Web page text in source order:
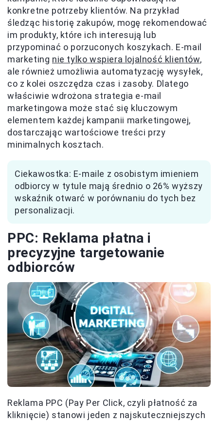
konkretne potrzeby klientów. Na przykład
śledząc historię zakupów, mogę rekomendować
im produkty, które ich interesują lub
przypominać o porzuconych koszykach. E-mail
marketing nie tylko wspiera lojalność klientów,
ale również umożliwia automatyzację wysyłek,
co z kolei oszczędza czas i zasoby. Dlatego
właściwie wdrożona strategia e-mail
marketingowa może stać się kluczowym
elementem każdej kampanii marketingowej,
dostarczając wartościowe treści przy
minimalnych kosztach.
Ciekawostka: E-maile z osobistym imieniem
odbiorcy w tytule mają średnio o 26% wyższy
wskaźnik otwarć w porównaniu do tych bez
personalizacji.
PPC: Reklama płatna i
precyzyjne targetowanie
odbiorców
Reklama PPC (Pay Per Click, czyli płatność za
kliknięcie) stanowi jeden z najskuteczniejszych